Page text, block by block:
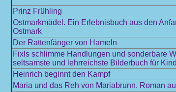
Prinz Frühling
Ostmarkmädel. Ein Erlebnisbuch aus den
Ostmark
Der Rattenfänger von Hameln
Fixls schlimme Handlungen und sonderbare
seltsamste und lehrreichste Bilderbuch für
Heinrich beginnt den Kampf
Maria und das Reh von Mariabrunn. Roman